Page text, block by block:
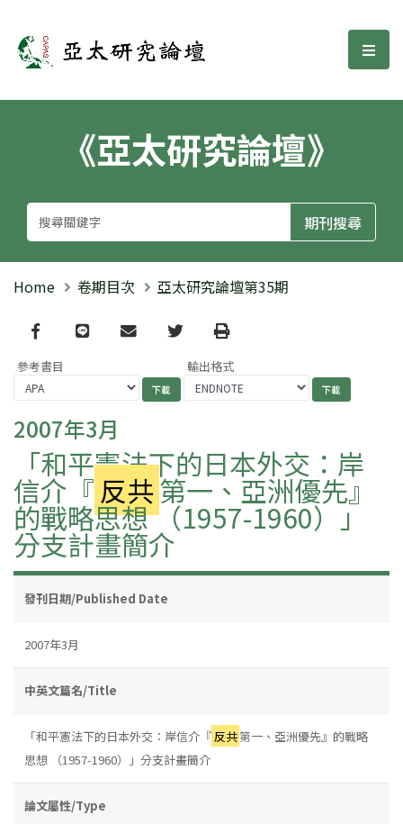
亞太研究論壇 選
《亞太研究論壇》
Home 卷期目次 亞太研究論壇第35期
Facebook
line email TwitterPrint
參考書目 輸出格式
2007年3月
「和平憲法下的日本外交：岸
信介『 反共第一、亞洲優先』
的戰略思想 （1957-1960）」
分支計畫簡介
發刊日期/Published Date
2007年3月
中英文篇名/Title
「和平憲法下的日本外交：岸信介『 反共第一、亞洲優先』的戰略
思想 （1957-1960）」分支計畫簡介
論文屬性/Type